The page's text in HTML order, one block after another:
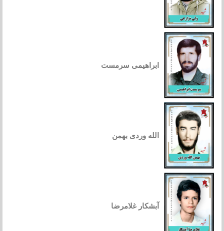
ابراهیمی سرمست
الله وردی بهمن
آبشکار غلامرضا